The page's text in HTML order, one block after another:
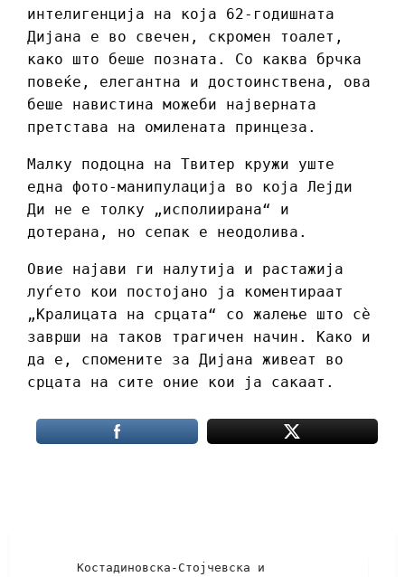
интелигенција на која 62-годишната
Дијана е во свечен, скромен тоалет,
како што беше позната. Со каква брчка
повеќе, елегантна и достоинствена, ова
беше навистина можеби најверната
претстава на омилената принцеза.
Малку подоцна на Твитер кружи уште
една фото-манипулација во која Лејди
Ди не е толку „исполиирана“ и
дотерана, но сепак е неодолива.
Овие најави ги налутија и растажија
луѓето кои постојано ја коментираат
„Кралицата на срцата“ со жалење што сè
заврши на таков трагичен начин. Како и
да е, спомените за Дијана живеат во
срцата на сите оние кои ја сакаат.
Костадиновска-Стојчевска и